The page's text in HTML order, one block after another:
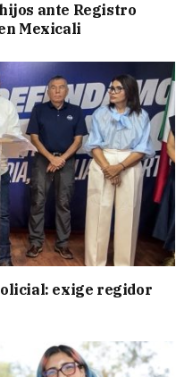
ante Registro
Mexicali
exige regidor